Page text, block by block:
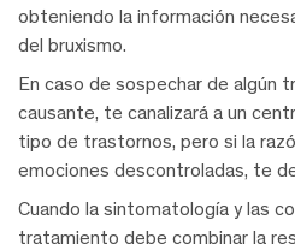
obteniendo la información
del bruxismo.
En caso de sospechar de algún
causante, te canalizará a un
tipo de trastornos, pero si la
emociones descontroladas, te
Cuando la sintomatología y las
tratamiento debe combinar la